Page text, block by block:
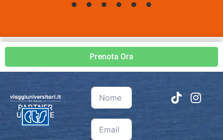
Prenota Ora
PARTNER
UFFICIALE